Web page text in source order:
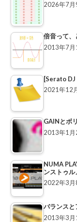
2026年7月
倍音って、
2013年7月
[Serato DJ
2021年12
GAINとボ
2013年1月
NUMA
ンストゥル
2022年3月
バランスと
2013年3月